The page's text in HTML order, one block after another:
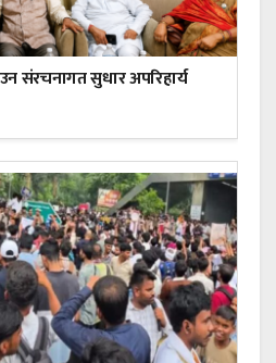
संरचनागत सुधार अपरिहार्य